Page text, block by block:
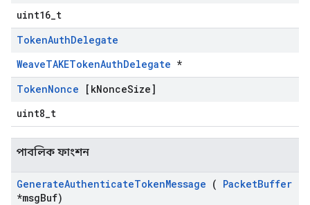
uint16_t
TokenAuthDelegate
WeaveTAKETokenAuthDelegate *
TokenNonce [kNonceSize]
uint8_t
পাবলিক ফাংশন
GenerateAuthenticateTokenMessage ( PacketBuffer
*msgBuf)